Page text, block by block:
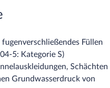
Füllen
5: Kategorie S)
Schächten
Grundwasserdruck von